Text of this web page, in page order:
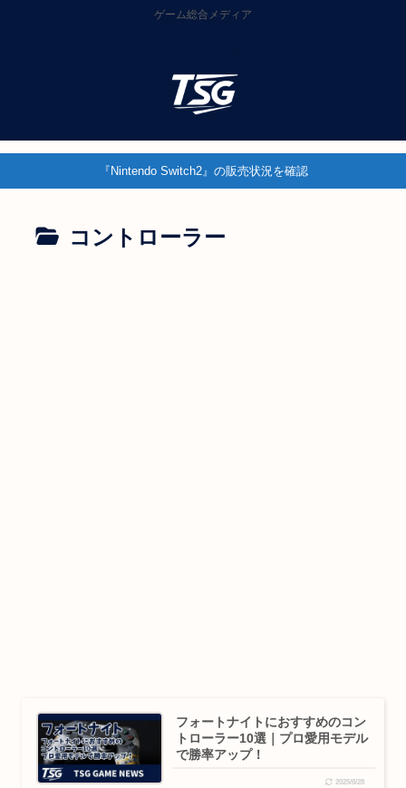
ゲーム総合メディア
『Nintendo Switch2』の販売状況を確認
コントローラー
フォートナイトにおすすめのコン
トローラー10選｜プロ愛用モデル
で勝率アップ！
2025/8/28